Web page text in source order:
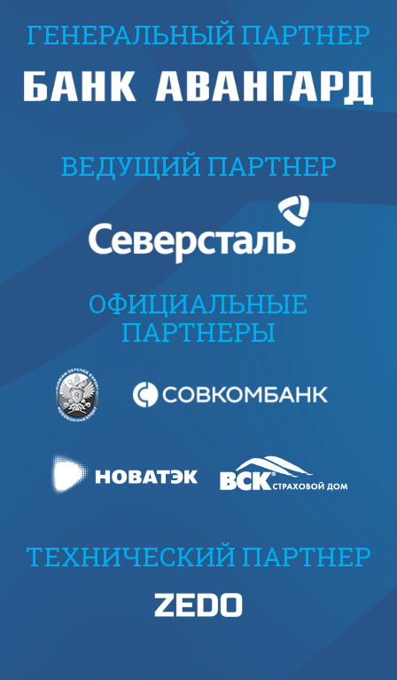
ГЕНЕРАЛЬНЫЙ ПАРТНЕР
ВЕДУЩИЙ ПАРТНЕР
ОФИЦИАЛЬНЫЕ
ПАРТНЕРЫ
ТЕХНИЧЕСКИЙ ПАРТНЕР